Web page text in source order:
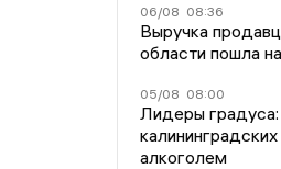
06/08 08:36
Выручка
области пошла
05/08 08:00
Лидеры
алкоголем